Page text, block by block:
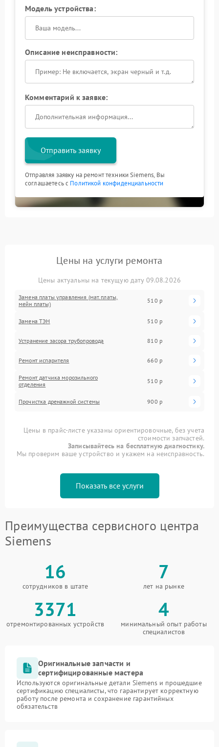
Модель устройства:
Описание неисправности:
Комментарий к заявке:
Отправить заявку
Отправляя заявку на ремонт техники Siemens, Вы
соглашаетесь с Политикой конфиденциальности
Цены на услуги ремонта
Цены актуальны на текущую дату 09.08.2026
Замена платы управления (мат.платы,
мейн платы)
510 р
Замена ТЭН 510 р
Устранение засора трубопровода 810 р
Ремонт испарителя 660 р
Ремонт датчика морозильного
отделения
510 р
Прочистка дренажной системы 900 р
Цены в прайс-листе указаны ориентировочные, без учета
стоимости запчастей.
Записывайтесь на бесплатную диагностику.
Мы проверим ваше устройство и укажем на неисправность.
Показать все услуги
Преимущества сервисного центра
Siemens
16
сотрудников в штате
7
лет на рынке
3371
отремонтированных устройств
4
минимальный опыт работы
специалистов
Оригинальные запчасти и
сертифицированные мастера
Используются оригинальные детали Siemens и прошедшие
сертификацию специалисты, что гарантирует корректную
работу после ремонта и сохранение гарантийных
обязательств